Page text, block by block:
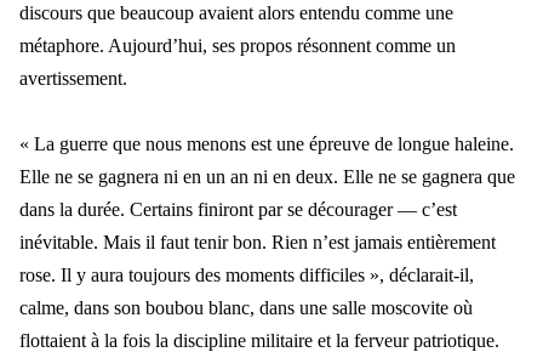
discours que beaucoup avaient alors entendu comme une
métaphore. Aujourd’hui, ses propos résonnent comme un
avertissement.
« La guerre que nous menons est une épreuve de longue haleine.
Elle ne se gagnera ni en un an ni en deux. Elle ne se gagnera que
dans la durée. Certains finiront par se décourager — c’est
inévitable. Mais il faut tenir bon. Rien n’est jamais entièrement
rose. Il y aura toujours des moments difficiles », déclarait-il,
calme, dans son boubou blanc, dans une salle moscovite où
flottaient à la fois la discipline militaire et la ferveur patriotique.